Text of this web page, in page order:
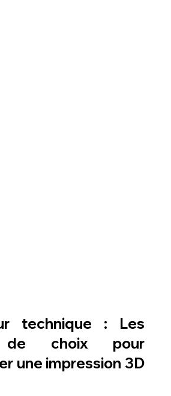
technique : Les
de choix pour
une impression 3D